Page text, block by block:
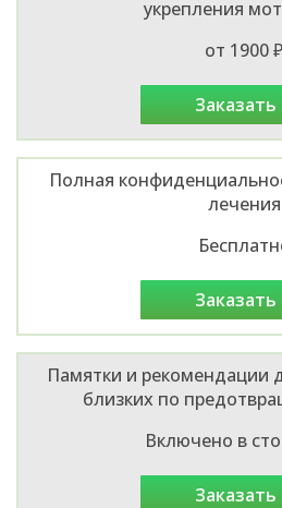
укрепления
от 1900 ₽
заказать
Полная
лечения
заказать
Памятки и рекомендации
близких по
Включено в
заказать